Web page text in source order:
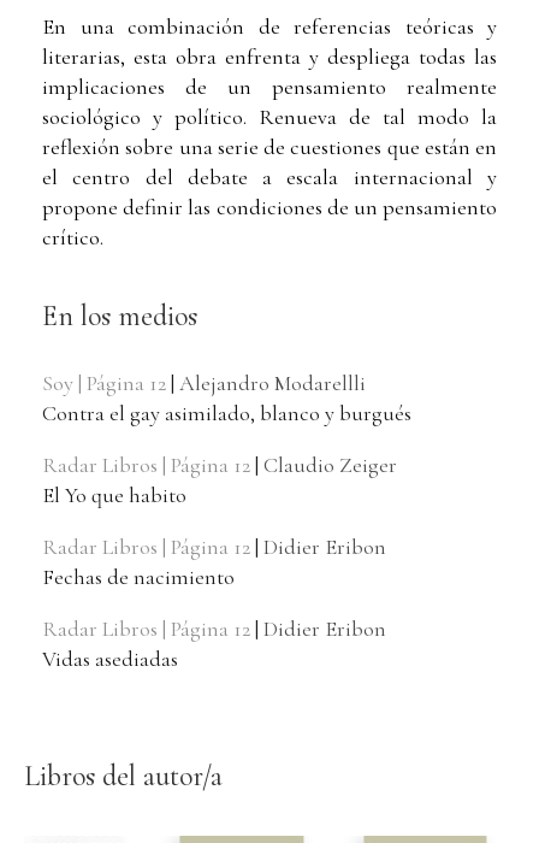
En una combinación de referencias teóricas y
literarias, esta obra enfrenta y despliega todas las
implicaciones de un pensamiento realmente
sociológico y político. Renueva de tal modo la
reflexión sobre una serie de cuestiones que están en
el centro del debate a escala internacional y
propone definir las condiciones de un pensamiento
crítico.
En los medios
Soy | Página 12| Alejandro Modarellli
Contra el gay asimilado, blanco y burgués
Radar Libros | Página 12| Claudio Zeiger
El Yo que habito
Radar Libros | Página 12| Didier Eribon
Fechas de nacimiento
Radar Libros | Página 12| Didier Eribon
Vidas asediadas
Libros del autor/a